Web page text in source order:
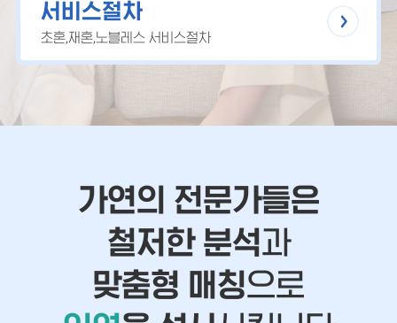
서비스절차
초혼,재혼,노블레스 서비스절차
가연의 전문가들은
철저한 분석과
맞춤형 매칭으로